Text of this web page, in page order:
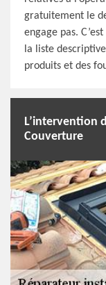
gratuitement le
engage pas.
la liste
produits et des
L’intervention
Couverture